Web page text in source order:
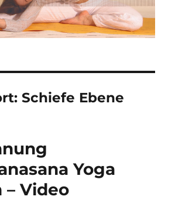
Schiefe Ebene
Yoga
– Video